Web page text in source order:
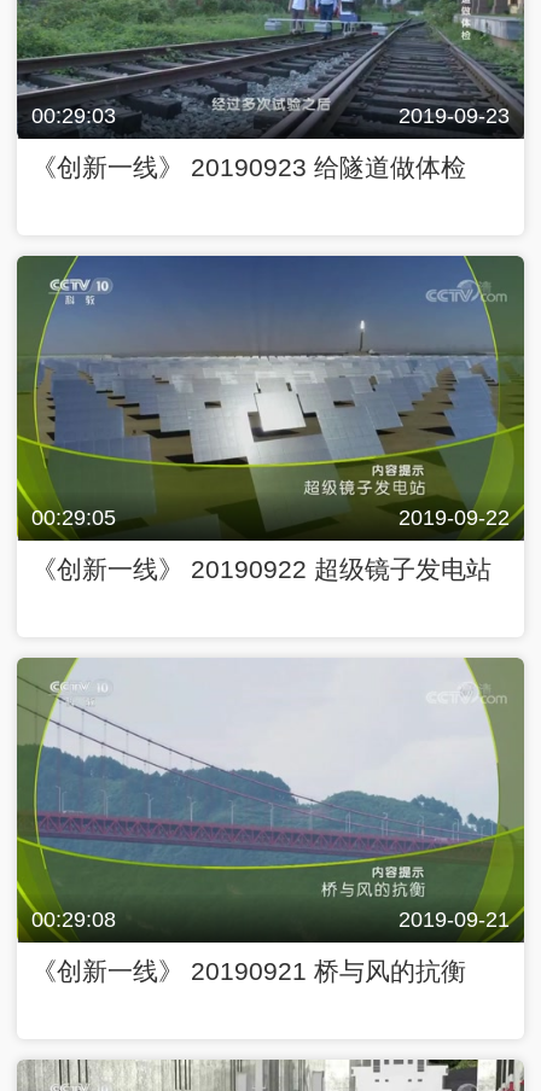
00:29:03 2019-09-23
《创新一线》 20190923 给隧道做体检
00:29:05 2019-09-22
《创新一线》 20190922 超级镜子发电站
00:29:08 2019-09-21
《创新一线》 20190921 桥与风的抗衡